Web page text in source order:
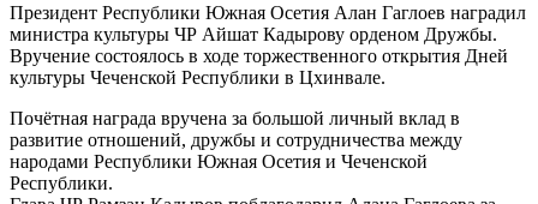
Президент Республики Южная Осетия Алан Гаглоев наградил
министра культуры ЧР Айшат Кадырову орденом Дружбы.
Вручение состоялось в ходе торжественного открытия Дней
культуры Чеченской Республики в Цхинвале.
Почётная награда вручена за большой личный вклад в
развитие отношений, дружбы и сотрудничества между
народами Республики Южная Осетия и Чеченской
Республики.